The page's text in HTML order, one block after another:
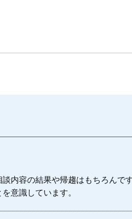
離婚 共有財産
内容の結果や帰趨はもちろんで
意識しています。